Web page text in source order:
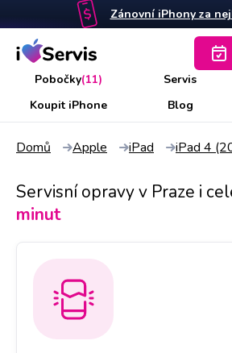
Zánovní iPhony za
Pobočky(11) Servis
Koupit iPhone
Blog
Domů Apple iPad iPad 4
Servisní opravy v Praze i
minut